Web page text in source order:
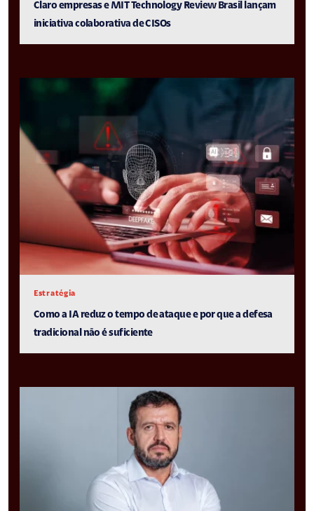
Claro empresas e MIT Technology Review Brasil lançam
iniciativa colaborativa de CISOs
Estratégia
Como a IA reduz o tempo de ataque e por que a defesa
tradicional não é suficiente